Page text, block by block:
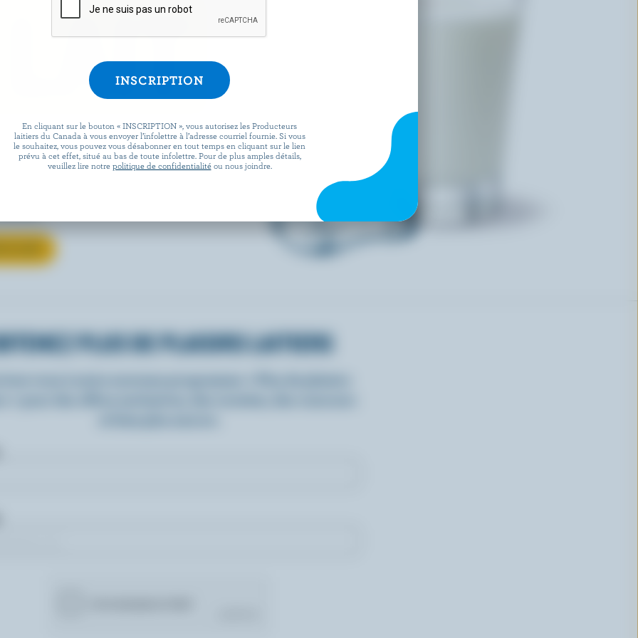
ou votre recette
comment le lait
aimez passe de la ferme à
PLUS DE PLAISIRS LAITIERS
En cliquant sur le bouton « INSCRIPTION », vous autorisez les Producteurs
laitiers du Canada à vous envoyer l’infolettre à l’adresse courriel fournie. Si vous
le souhaitez, vous pouvez vous désabonner en tout temps en cliquant sur le lien
prévu à cet effet, situé au bas de toute infolettre. Pour de plus amples détails,
veuillez lire notre politique de confidentialitéou nous joindre.